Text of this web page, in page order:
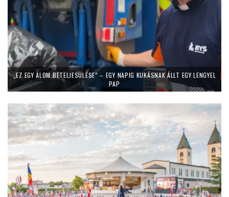
„EZ EGY ÁLOM BETELJESÜLÉSE” – EGY NAPIG KUKÁSNAK ÁLLT EGY LENGYEL
PAP